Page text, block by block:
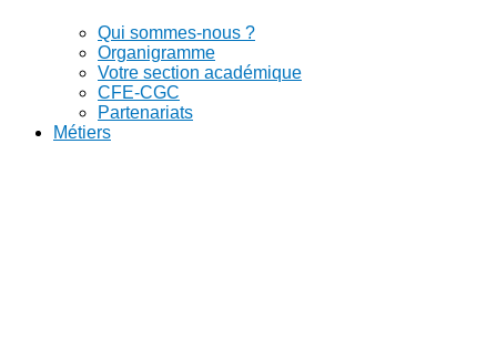
Qui sommes-nous ?
Organigramme
Votre section académique
CFE-CGC
Partenariats
Métiers